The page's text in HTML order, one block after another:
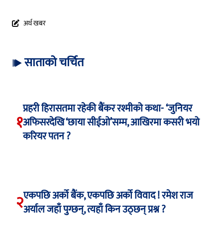
अर्थ खबर
साताको चर्चित
१
प्रहरी हिरासतमा रहेकी बैंकर रश्मीको कथा- ‘जुनियर
अफिसरदेखि ‘छाया सीईओ’सम्म, आखिरमा कसरी भयो
करियर पतन ?
२एकपछि अर्को बैंक, एकपछि अर्को विवाद ! रमेश राज
अर्याल जहाँ पुग्छन्, त्यहाँ किन उठ्छन् प्रश्न ?